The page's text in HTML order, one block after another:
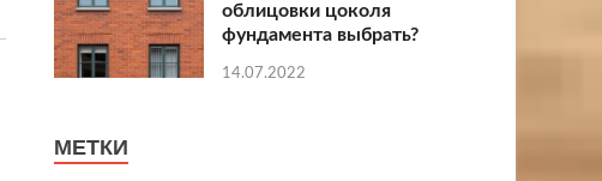
облицовки цоколя
фундамента выбрать?
14.07.2022
МЕТКИ